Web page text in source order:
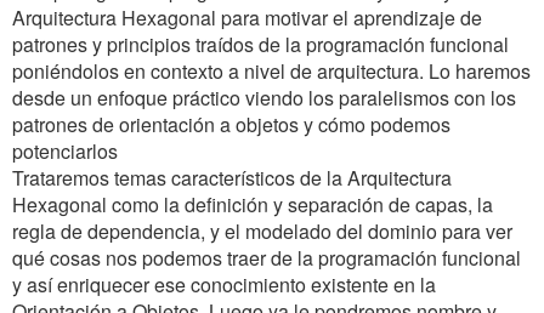
Arquitectura Hexagonal para motivar el aprendizaje de
patrones y principios traídos de la programación funcional
poniéndolos en contexto a nivel de arquitectura. Lo haremos
desde un enfoque práctico viendo los paralelismos con los
patrones de orientación a objetos y cómo podemos
potenciarlos
Trataremos temas característicos de la Arquitectura
Hexagonal como la definición y separación de capas, la
regla de dependencia, y el modelado del dominio para ver
qué cosas nos podemos traer de la programación funcional
y así enriquecer ese conocimiento existente en la